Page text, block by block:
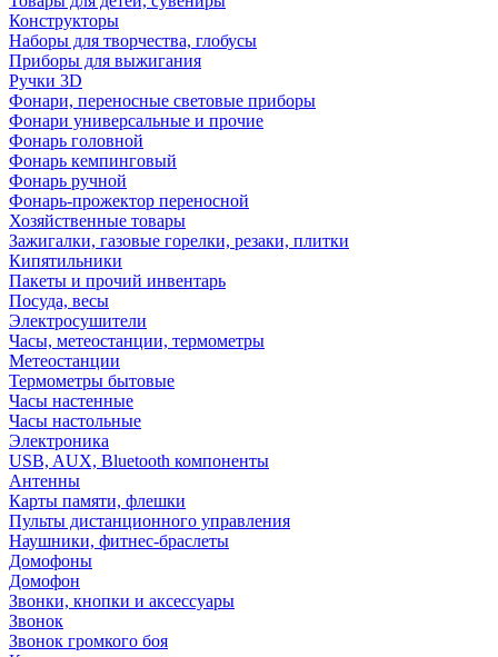
Конструкторы
Наборы для творчества, глобусы
Приборы для выжигания
Ручки 3D
Фонари, переносные световые приборы
Фонари универсальные и прочие
Фонарь головной
Фонарь кемпинговый
Фонарь ручной
Фонарь-прожектор переносной
Хозяйственные товары
Зажигалки, газовые горелки, резаки, плитки
Кипятильники
Пакеты и прочий инвентарь
Посуда, весы
Электросушители
Часы, метеостанции, термометры
Метеостанции
Термометры бытовые
Часы настенные
Часы настольные
Электроника
USB, AUX, Bluetooth компоненты
Антенны
Карты памяти, флешки
Пульты дистанционного управления
Наушники, фитнес-браслеты
Домофоны
Домофон
Звонки, кнопки и аксессуары
Звонок
Звонок громкого боя